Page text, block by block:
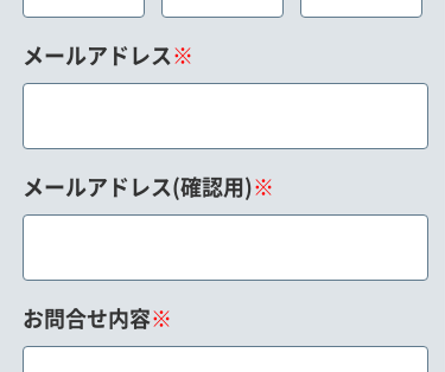
メールアドレス※
メールアドレス(確認用)※
お問合せ内容※